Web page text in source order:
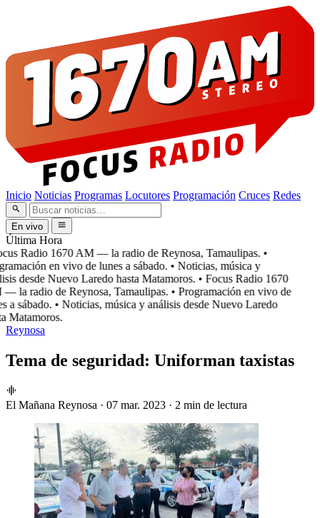
Inicio Noticias Programas Locutores Programación Cruces Redes
En vivo
Última Hora
Radio 1670 AM — la radio de Reynosa, Tamaulipas. •
en vivo de lunes a sábado. • Noticias, música y
desde Nuevo Laredo hasta Matamoros. • Focus Radio 1670
la radio de Reynosa, Tamaulipas. • Programación en vivo de
a sábado. • Noticias, música y análisis desde Nuevo Laredo
Matamoros.
Reynosa
Tema de seguridad: Uniforman taxistas
El Mañana Reynosa · 07 mar. 2023 · 2 min de lectura